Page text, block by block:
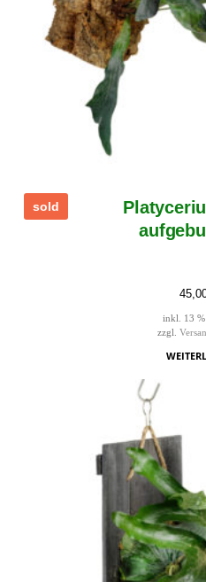
sold
inkl. 13 %
zzgl.